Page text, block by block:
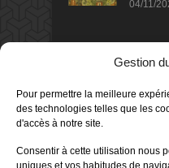
Gestion
Pour permettre la meilleure
des technologies telles que les
d'accès à notre site.
Consentir à cette utilisation nous
uniques et vos habitudes de
04/11/
DERNIERS AVIS
Avis de
Sur le
Avis de
Sur le